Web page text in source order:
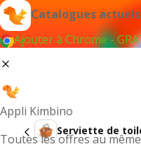
Catalogues
Ajouter à Chrome -
Appli Kimbino
Toutes les offres au
Serviette de